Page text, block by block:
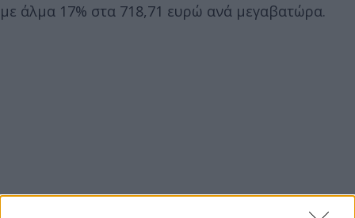
με άλμα 17% στα 718,71 ευρώ ανά μεγαβατώρα.